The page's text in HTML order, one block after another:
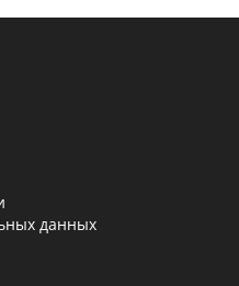
данных